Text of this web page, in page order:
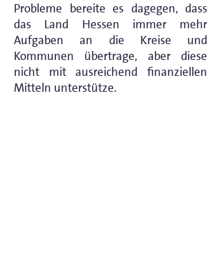
Probleme bereite es dagegen, dass
das Land Hessen immer mehr
Aufgaben an die Kreise und
Kommunen übertrage, aber diese
nicht mit ausreichend finanziellen
Mitteln unterstütze.